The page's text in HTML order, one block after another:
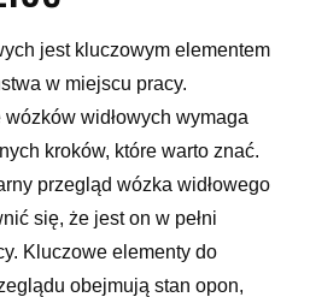
jest kluczowym elementem
w miejscu pracy.
widłowych wymaga
kroków, które warto znać.
przegląd wózka widłowego
się, że jest on w pełni
Kluczowe elementy do
obejmują stan opon,